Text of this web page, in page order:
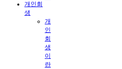
개인회
생
개
인
회
생
이
란